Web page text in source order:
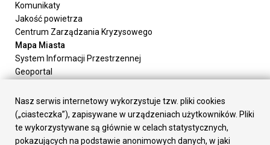
Komunikaty
Jakość powietrza
Centrum Zarządzania Kryzysowego
Mapa Miasta
System Informacji Przestrzennej
Geoportal
Załatw sprawę
Prezydent Miasta
Rada Miasta
Wydziały
Nasz serwis internetowy wykorzystuje tzw. pliki cookies
(„ciasteczka”), zapisywane w urządzeniach użytkowników. Pliki
te wykorzystywane są głównie w celach statystycznych,
pokazujących na podstawie anonimowych danych, w jaki